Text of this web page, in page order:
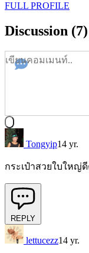
FULL PROFILE
Discussion (7)
Tongyip14 yr.
กระเป๋าสวยใบใหญ่
REPLY
lettucezz14 yr.